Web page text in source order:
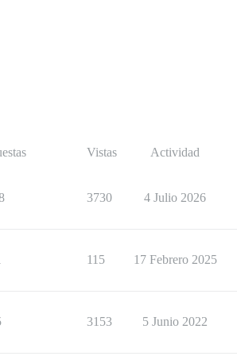
Vistas Actividad
3730 4 Julio 2026
115 17 Febrero 2025
3153 5 Junio 2022